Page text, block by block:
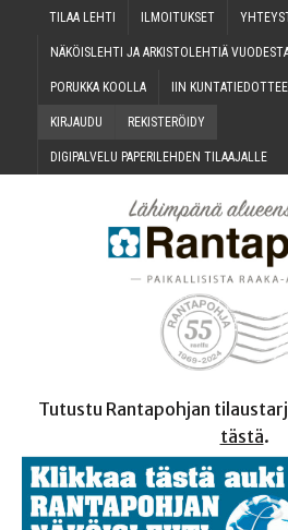
TILAA LEH­TI ILMOI­TUK­SET
NÄKÖIS­LEH­TI JA ARKIS­TO­LEH­TIÄ
PORUK­KA KOOLLA IIN
KIR­JAU­DU REKIS­TE­RÖI­DY
DIGI­PAL­VE­LU PAPE­RI­LEH­DEN TILAAJALLE
Tutustu Rantapohjan
tästä.